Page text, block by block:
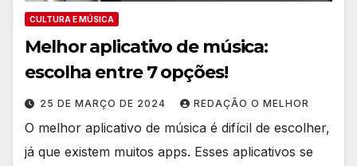
CULTURA E MÚSICA
Melhor aplicativo de música:
escolha entre 7 opções!
25 DE MARÇO DE 2024 REDAÇÃO O MELHOR
O melhor aplicativo de música é difícil de escolher,
já que existem muitos apps. Esses aplicativos se